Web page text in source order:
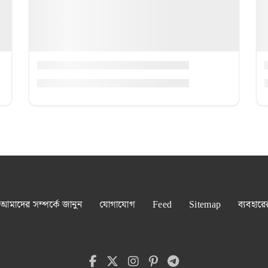
আমাদের সম্পর্কে জানুন যোগাযোগ Feed Sitemap